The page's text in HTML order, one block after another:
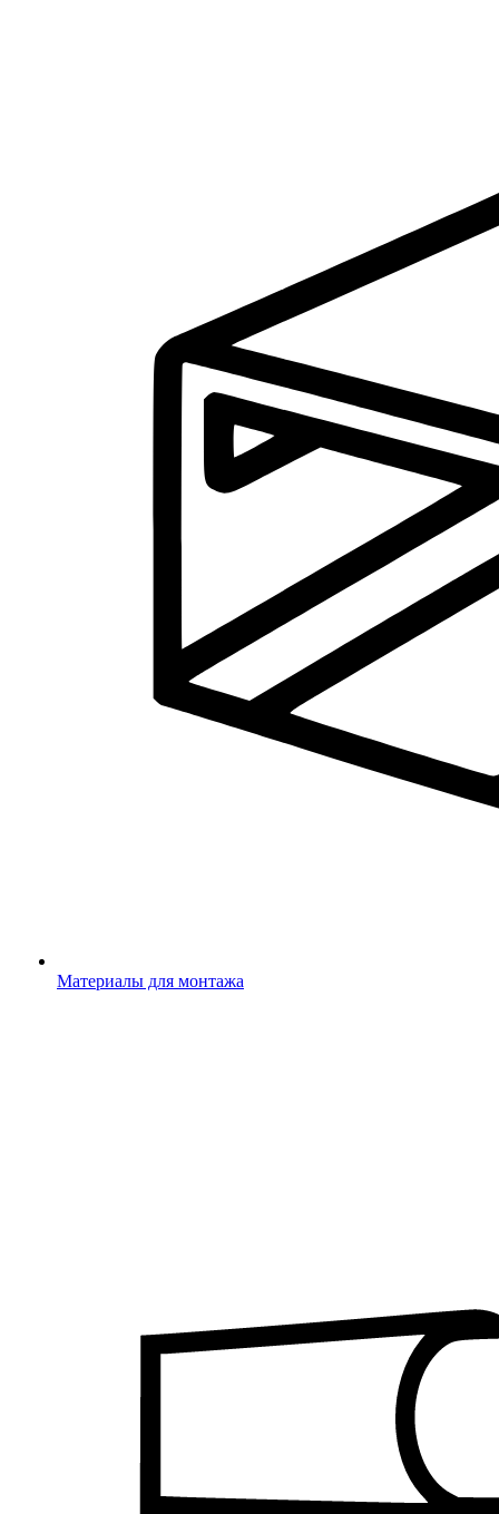
Материалы для монтажа